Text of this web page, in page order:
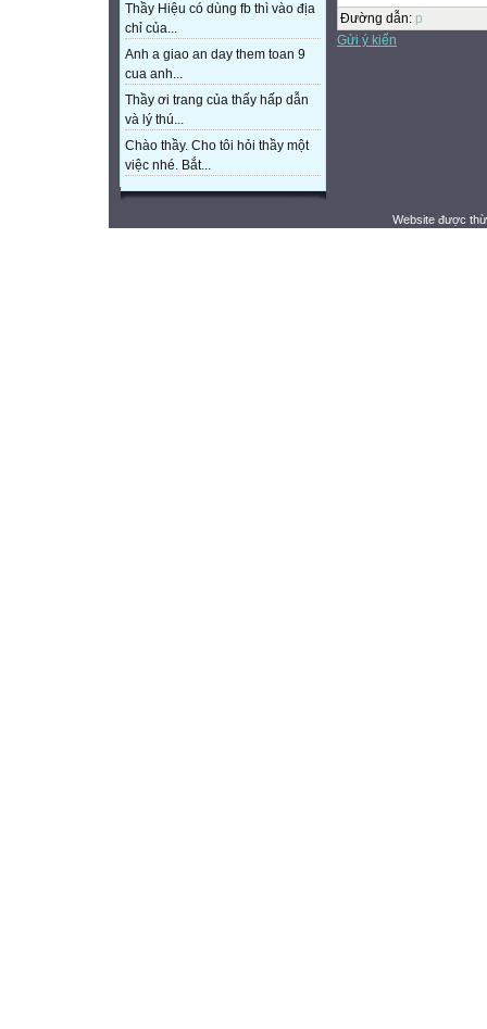
Thầy Hiệu có dùng fb thì vào địa
chỉ của...
Anh a giao an day them toan 9
cua anh...
Thầy ơi trang của thấy hấp dẫn
và lý thú...
Chào thầy. Cho tôi hỏi thầy một
việc nhé. Bắt...
Đường dẫn: p
Gửi ý kiến
Website được